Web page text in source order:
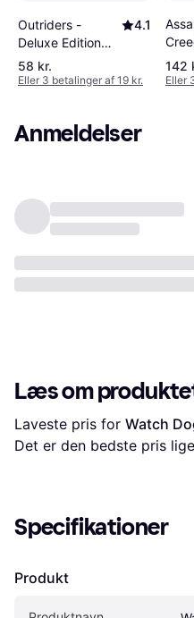
Outriders -
Deluxe Edition
(XOne)
4.1
58 kr.
Eller 3 betalinger af 19 kr.
142
Eller
Anmeldelser
Læs om
Laveste pris for Watch
Det er den bedste pris
Specifikationer
Produkt